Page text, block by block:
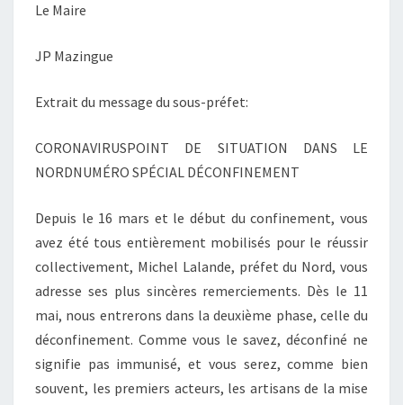
Le Maire
JP Mazingue
Extrait du message du sous-préfet:
CORONAVIRUSPOINT DE SITUATION DANS LE
NORDNUMÉRO SPÉCIAL DÉCONFINEMENT
Depuis le 16 mars et le début du confinement, vous
avez été tous entièrement mobilisés pour le réussir
collectivement, Michel Lalande, préfet du Nord, vous
adresse ses plus sincères remerciements. Dès le 11
mai, nous entrerons dans la deuxième phase, celle du
déconfinement. Comme vous le savez, déconfiné ne
signifie pas immunisé, et vous serez, comme bien
souvent, les premiers acteurs, les artisans de la mise